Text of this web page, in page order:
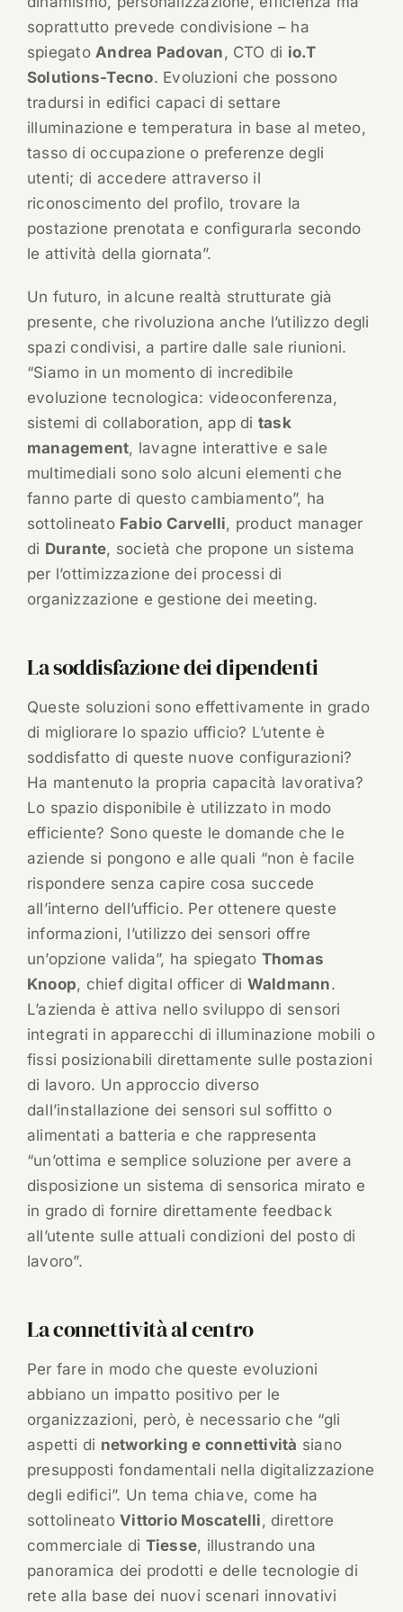
soprattutto prevede condivisione – ha
spiegatoAndrea Padovan, CTO di io.T
Solutions-Tecno. Evoluzioni che possono
tradursi in edifici capaci di settare
illuminazione e temperatura in base al meteo,
tasso di occupazione o preferenze degli
utenti; di accedere attraverso il
riconoscimento del profilo, trovare la
postazione prenotata e configurarla secondo
le attività della giornata”.
Un futuro, in alcune realtà strutturate già
presente, che rivoluziona anche l’utilizzo degli
spazi condivisi, a partire dalle sale riunioni.
“Siamo in un momento di incredibile
evoluzione tecnologica: videoconferenza,
sistemi di collaboration, app di task
management, lavagne interattive e sale
multimediali sono solo alcuni elementi che
fanno parte di questo cambiamento”, ha
sottolineato Fabio Carvelli, product manager
di Durante, società che propone un sistema
per l’ottimizzazione dei processi di
organizzazione e gestione dei meeting.
La soddisfazione dei dipendenti
Queste soluzioni sono effettivamente in grado
di migliorare lo spazio ufficio? L’utente è
soddisfatto di queste nuove configurazioni?
Ha mantenuto la propria capacità lavorativa?
Lo spazio disponibile è utilizzato in modo
efficiente? Sono queste le domande che le
aziende si pongono e alle quali “non è facile
rispondere senza capire cosa succede
all’interno dell’ufficio. Per ottenere queste
informazioni, l’utilizzo dei sensori offre
un’opzione valida”, ha spiegato Thomas
Knoop, chief digital officer di Waldmann.
L’azienda è attiva nello sviluppo di sensori
integrati in apparecchi di illuminazione mobili o
fissi posizionabili direttamente sulle postazioni
di lavoro. Un approccio diverso
dall’installazione dei sensori sul soffitto o
alimentati a batteria e che rappresenta
“un’ottima e semplice soluzione per avere a
disposizione un sistema di sensorica mirato e
in grado di fornire direttamente feedback
all’utente sulle attuali condizioni del posto di
lavoro”.
La connettività al centro
Per fare in modo che queste evoluzioni
abbiano un impatto positivo per le
organizzazioni, però, è necessario che “gli
aspetti di networking e connettività siano
presupposti fondamentali nella digitalizzazione
degli edifici”. Un tema chiave, come ha
sottolineatoVittorio Moscatelli, direttore
commerciale di Tiesse, illustrando una
panoramica dei prodotti e delle tecnologie di
rete alla base dei nuovi scenari innovativi